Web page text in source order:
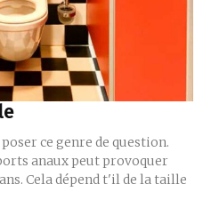
ce genre de question.
anaux peut provoquer
Cela dépend t'il de la taille